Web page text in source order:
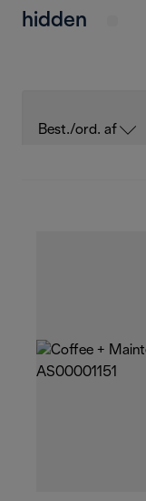
hidden
Best./ord. af